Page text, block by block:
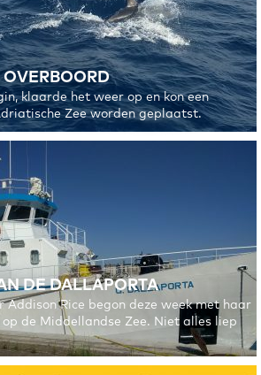
klaarde het weer op en kon een
Zee worden geplaatst.
DE DALLAPORTA
Addison Rice begon deze week met haar
de Middellandse Zee. Niet alles liep